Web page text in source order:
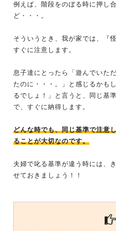
例えば、階段をのぼる時に押し
ど・・・。
そういうとき、我が家では、『
すぐに注意します。
息子達にとったら「遊んでいた
たのに・・・。」と感じるかも
るでしょ！」と言うと、同じ基
で、すぐに納得します。
どんな時でも、同じ基準で注意
ることが大切なのです。
夫婦で叱る基準が違う時には、
せておきましょう！！